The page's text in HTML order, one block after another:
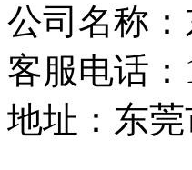
公司名称
客服电话：
地址：东